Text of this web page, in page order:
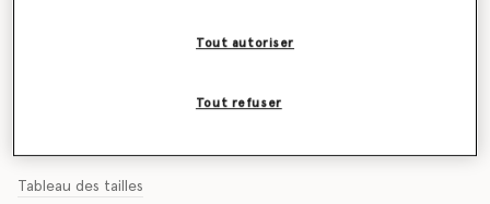
Tableau des tailles
Tout refuser
Tout autoriser